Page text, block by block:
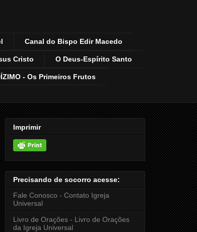
Canal do Bispo Edir Macedo
Cristo O Deus-Espírito Santo
- Os Primeiros Frutos
Imprimir
Precisando de socorro acesse:
Fale Conosco - Contato Igreja
Universal
Livro de Orações - Livro de Orações
da Igreja Universal